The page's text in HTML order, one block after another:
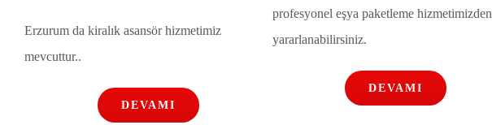
Erzurum da kiralık asansör hizmetimiz
mevcuttur..
DEVAMI
profesyonel eşya paketleme hizmetimizden
yararlanabilirsiniz.
DEVAMI